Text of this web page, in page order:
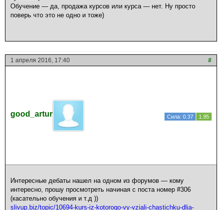
Обучение — да, продажа курсов или курса — нет. Ну просто
поверь что это не одно и тоже)
1 апреля 2016, 17:40 #
good_artur Сила: 0.37 1.95
Интересные дебаты нашел на одном из форумов — кому
интересно, прошу просмотреть начиная с поста номер #306
(касательно обучения и т.д ))
slivup.biz/topic/10694-kurs-iz-kotorogo-vy-vziali-chastichku-dlia-